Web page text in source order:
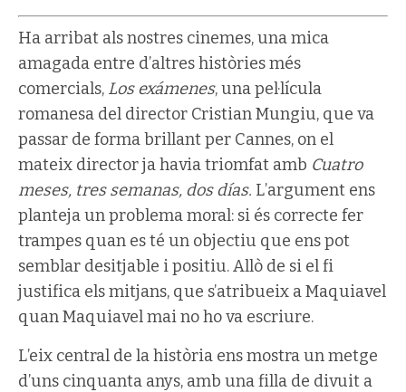
Ha arribat als nostres cinemes, una mica
amagada entre d’altres històries més
comercials, Los exámenes, una pel·lícula
romanesa del director Cristian Mungiu, que va
passar de forma brillant per Cannes, on el
mateix director ja havia triomfat amb Cuatro
meses, tres semanas, dos días. L’argument ens
planteja un problema moral: si és correcte fer
trampes quan es té un objectiu que ens pot
semblar desitjable i positiu. Allò de si el fi
justifica els mitjans, que s’atribueix a Maquiavel
quan Maquiavel mai no ho va escriure.
L’eix central de la història ens mostra un metge
d’uns cinquanta anys, amb una filla de divuit a